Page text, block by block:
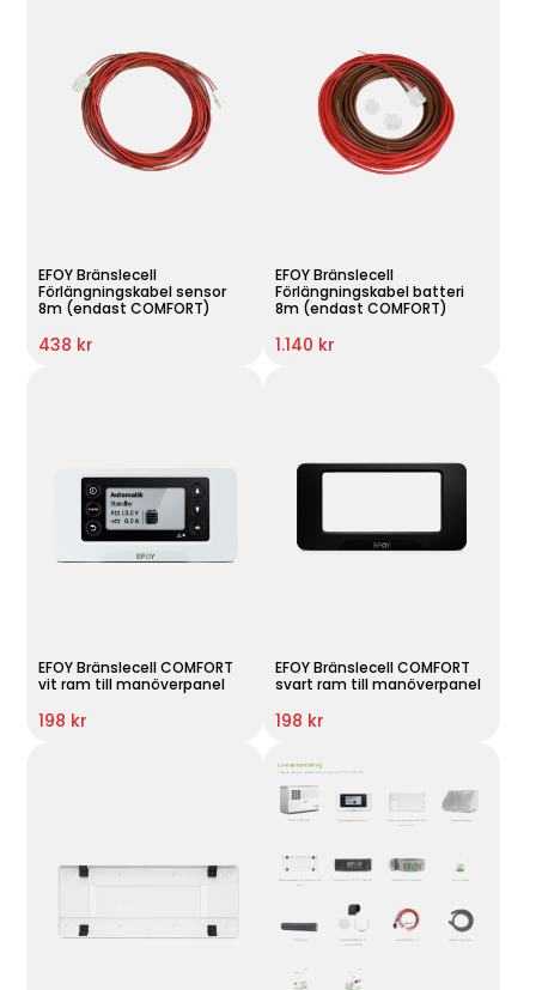
EFOY Bränslecell
Förlängningskabel sensor
8m (endast COMFORT)
438 kr
EFOY Bränslecell
Förlängningskabel batteri
8m (endast COMFORT)
1.140 kr
EFOY Bränslecell COMFORT
vit ram till manöverpanel
198 kr
EFOY Bränslecell COMFORT
svart ram till manöverpanel
198 kr